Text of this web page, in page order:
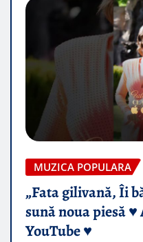
MUZICA POPULARA
„Fata gilivană, Îi
sună noua piesă
YouTube ♥️